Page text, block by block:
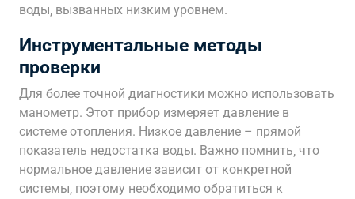
воды‚ вызванных низким уровнем.
Инструментальные методы
проверки
Для более точной диагностики можно использовать
манометр. Этот прибор измеряет давление в
системе отопления. Низкое давление – прямой
показатель недостатка воды. Важно помнить‚ что
нормальное давление зависит от конкретной
системы‚ поэтому необходимо обратиться к